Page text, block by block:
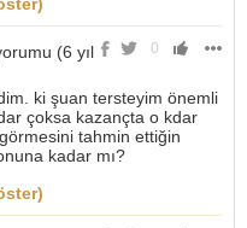
0
(6 yıl
ki şuan tersteyim önemli
çoksa kazançta o kdar
tahmin ettiğin
kadar mı?